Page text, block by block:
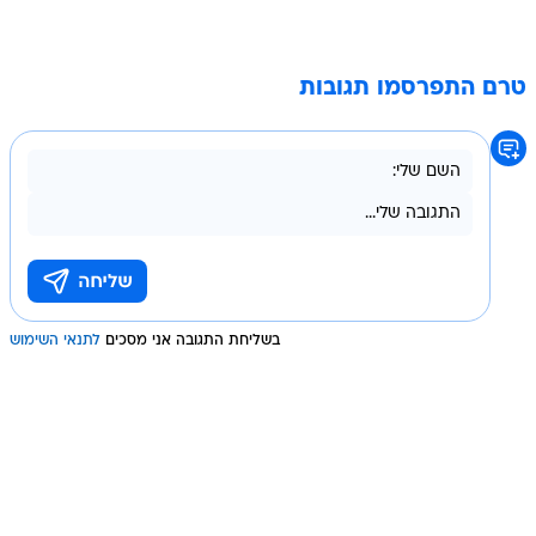
טרם התפרסמו תגובות
בשליחת התגובה אני מסכים לתנאי השימוש